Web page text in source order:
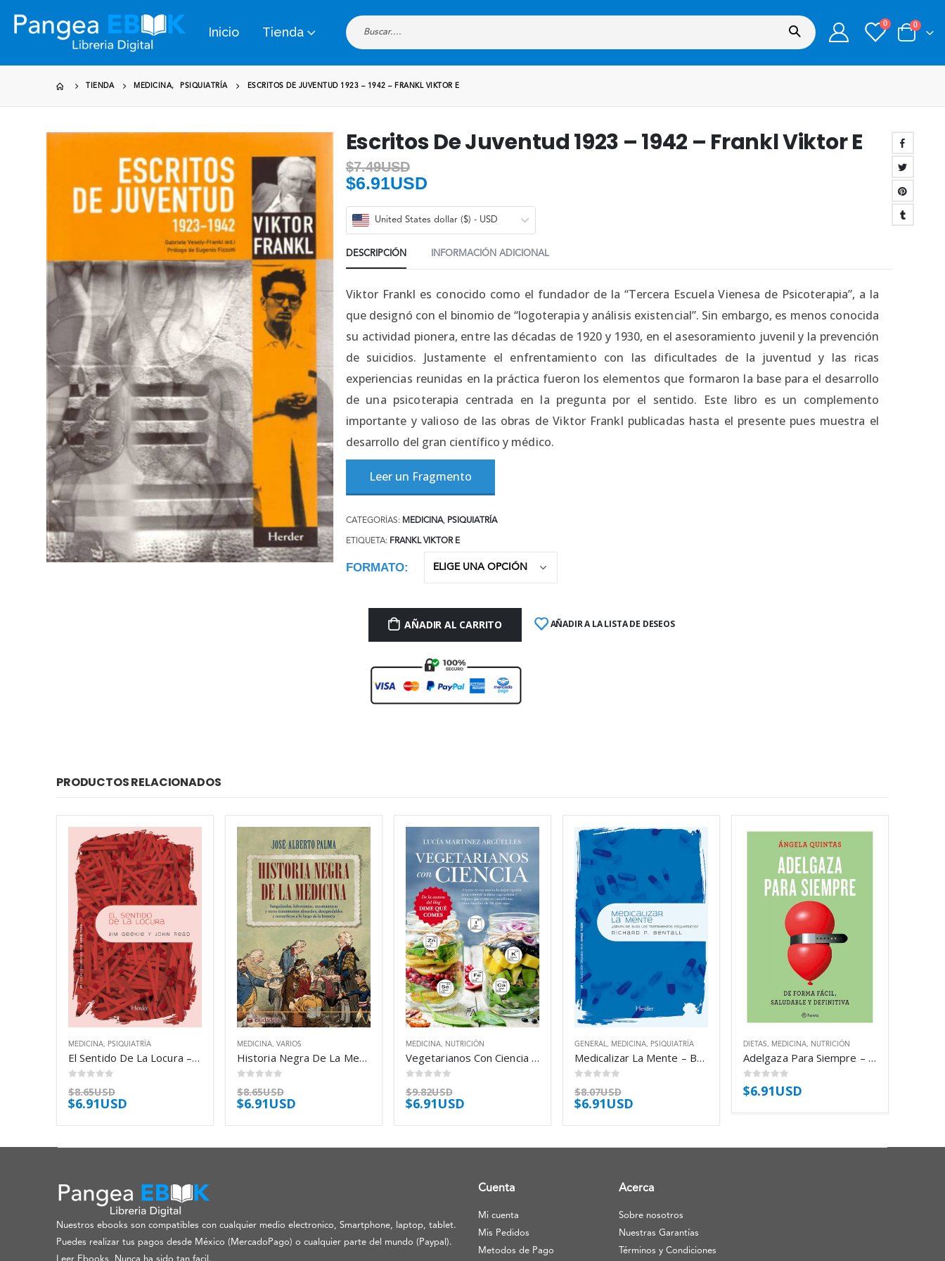
Inicio Tienda
0 0
TIENDA MEDICINA, PSIQUIATRÍA ESCRITOS DE JUVENTUD 1923 – 1942 – FRANKL VIKTOR E
Escritos De Juventud 1923 – 1942 – Frankl Viktor E
$7.49USD
$6.91USD
United States dollar ($) - USD
DESCRIPCIÓN INFORMACIÓN ADICIONAL
Viktor Frankl es conocido como el fundador de la “Tercera Escuela Vienesa de Psicoterapia”, a la
que designó con el binomio de “logoterapia y análisis existencial”. Sin embargo, es menos conocida
su actividad pionera, entre las décadas de 1920 y 1930, en el asesoramiento juvenil y la prevención
de suicidios. Justamente el enfrentamiento con las dificultades de la juventud y las ricas
experiencias reunidas en la práctica fueron los elementos que formaron la base para el desarrollo
de una psicoterapia centrada en la pregunta por el sentido. Este libro es un complemento
importante y valioso de las obras de Viktor Frankl publicadas hasta el presente pues muestra el
desarrollo del gran científico y médico.
Leer un Fragmento
CATEGORÍAS: MEDICINA, PSIQUIATRÍA
ETIQUETA: FRANKL VIKTOR E
FORMATO
AÑADIR AL CARRITO AÑADIR A LA LISTA DE DESEOS
PRODUCTOS RELACIONADOS
MEDICINA PSIQUIATRÍA
El Sentido De La Locura – Geekie Jim Y Read John
$8.65USD
$6.91USD
MEDICINA VARIOS
Historia Negra De La Medicina – Palma Jose Alberto
$8.65USD
$6.91USD
MEDICINA NUTRICIÓN
Vegetarianos Con Ciencia – Martinez Arguelles Lucia
$9.82USD
$6.91USD
GENERAL MEDICINA PSIQUIATRÍA
Medicalizar La Mente – Bentall Richard P
$8.07USD
$6.91USD
DIETAS MEDICINA NUTRICIÓN
Adelgaza Para Siempre – De Forma Facil – Quintas Angela
0out of 5
$6.91USD
Nuestros ebooks son compatibles con cualquier medio electronico, Smartphone, laptop, tablet.
Puedes realizar tus pagos desde México (MercadoPago) o cualquier parte del mundo (Paypal).
Leer Ebooks, Nunca ha sido tan facil.
Cuenta
Mi cuenta
Mis Pedidos
Metodos de Pago
Acerca
Sobre nosotros
Nuestras Garantías
Términos y Condiciones